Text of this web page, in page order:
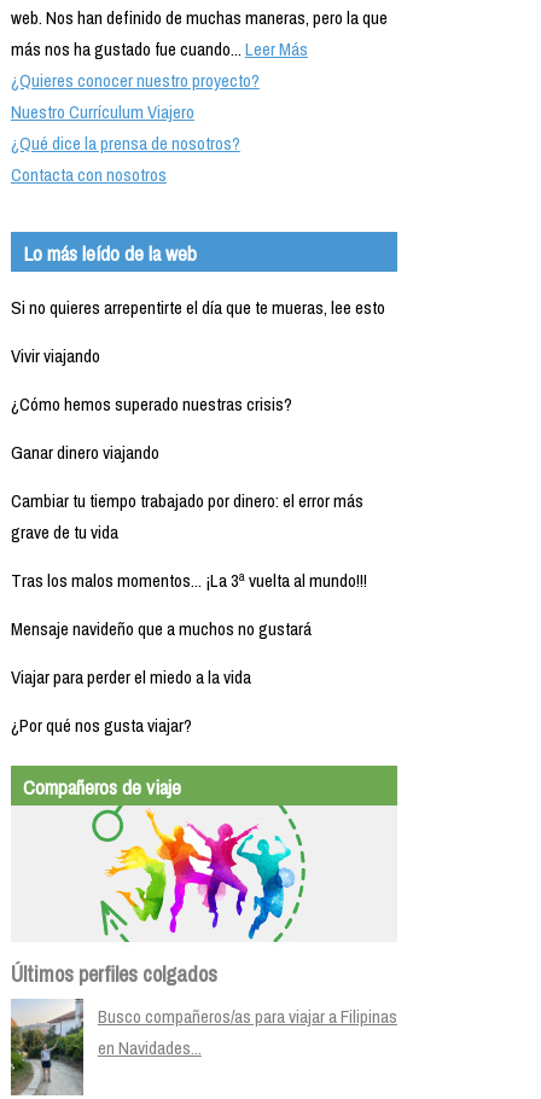
web. Nos han definido de muchas maneras, pero la que
más nos ha gustado fue cuando...Leer Más
¿Quieres conocer nuestro proyecto?
Nuestro Currículum Viajero
¿Qué dice la prensa de nosotros?
Contacta con nosotros
Lo más leído de la web
Si no quieres arrepentirte el día que te mueras, lee esto
Vivir viajando
¿Cómo hemos superado nuestras crisis?
Ganar dinero viajando
Cambiar tu tiempo trabajado por dinero: el error más
grave de tu vida
Tras los malos momentos... ¡La 3ª vuelta al mundo!!!
Mensaje navideño que a muchos no gustará
Viajar para perder el miedo a la vida
¿Por qué nos gusta viajar?
Compañeros de viaje
Últimos perfiles colgados
Busco compañeros/as para viajar a Filipinas
en Navidades...